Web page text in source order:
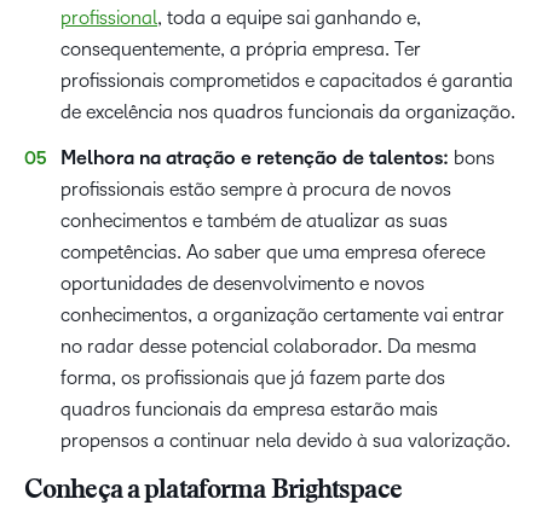
profissional, toda a equipe sai ganhando e,
consequentemente, a própria empresa. Ter
profissionais comprometidos e capacitados é garantia
de excelência nos quadros funcionais da organização.
Melhora na atração e retenção de talentos: bons
profissionais estão sempre à procura de novos
conhecimentos e também de atualizar as suas
competências. Ao saber que uma empresa oferece
oportunidades de desenvolvimento e novos
conhecimentos, a organização certamente vai entrar
no radar desse potencial colaborador. Da mesma
forma, os profissionais que já fazem parte dos
quadros funcionais da empresa estarão mais
propensos a continuar nela devido à sua valorização.
Conheça a plataforma Brightspace